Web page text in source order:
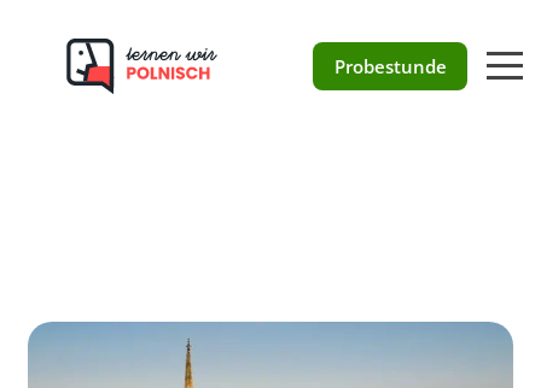
Probestunde
Polnisch in Wien
133 Bewertungen auf ProvenExpert